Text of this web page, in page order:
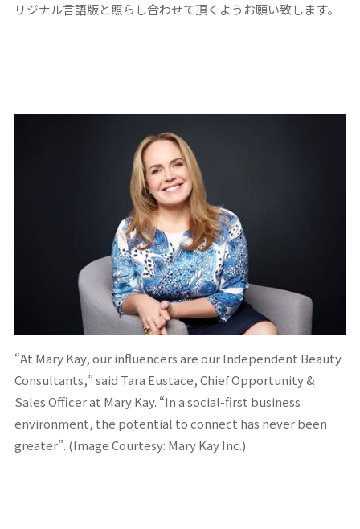
リジナル言語版と照らし合わせて頂くようお願い致します。
“At Mary Kay, our influencers are our Independent Beauty
Consultants,” said Tara Eustace, Chief Opportunity &
Sales Officer at Mary Kay. “In a social-first business
environment, the potential to connect has never been
greater”. (Image Courtesy: Mary Kay Inc.)